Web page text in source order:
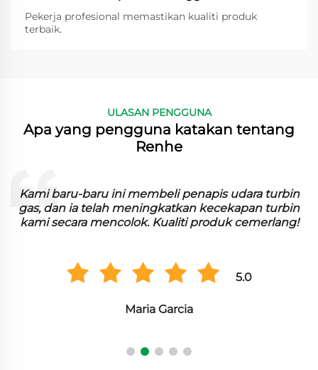
Pekerja profesional memastikan kualiti produk
terbaik.
ULASAN PENGGUNA
Apa yang pengguna katakan tentang
Renhe
Kami baru-baru ini membeli penapis udara turbin
gas, dan ia telah meningkatkan kecekapan turbin
kami secara mencolok. Kualiti produk cemerlang!
5.0
Maria Garcia